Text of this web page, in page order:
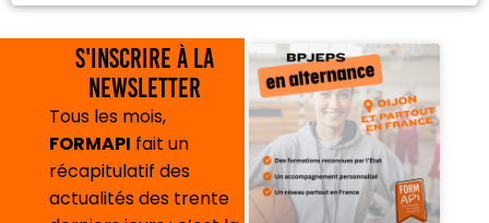
S'inscrire à la
newsletter
Tous les mois,
FORMAPI fait un
récapitulatif des
actualités des trente